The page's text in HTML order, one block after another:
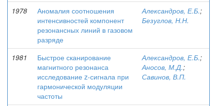
1978
Аномалия соотношения
интенсивностей компонент
резонансных линий в газовом
разряде
Александров, Е.Б.;
Безуглов, Н.Н.
1981
Быстрое сканирование
магнитного резонанса
исследование z-сигнала при
гармонической модуляции
частоты
Александров, Е.Б.;
Аносов, М.Д.;
Савинов, В.П.